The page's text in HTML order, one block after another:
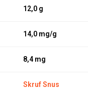
12,0 g
14,0 mg/g
8,4 mg
Skruf Snus